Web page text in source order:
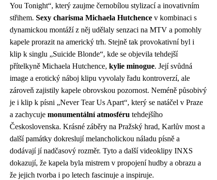
You Tonight“, který zaujme černobílou stylizací a inovativním
střihem. Sexy charisma Michaela Hutchence v kombinaci s
dynamickou montáží z něj udělaly senzaci na MTV a pomohly
kapele prorazit na americký trh. Stejně tak provokativní byl i
klip k singlu „Suicide Blonde“, kde se objevila tehdejší
přítelkyně Michaela Hutchence, kylie minogue. Její svůdná
image a erotický náboj klipu vyvolaly řadu kontroverzí, ale
zároveň zajistily kapele obrovskou pozornost. Neméně působivý
je i klip k písni „Never Tear Us Apart“, který se natáčel v Praze
a zachycuje monumentální atmosféru tehdejšího
Československa. Krásné záběry na Pražský hrad, Karlův most a
další památky dokreslují melancholickou náladu písně a
dodávají jí nadčasový rozměr. Tyto a další videoklipy INXS
dokazují, že kapela byla mistrem v propojení hudby a obrazu a
že jejich tvorba i po letech fascinuje a inspiruje.